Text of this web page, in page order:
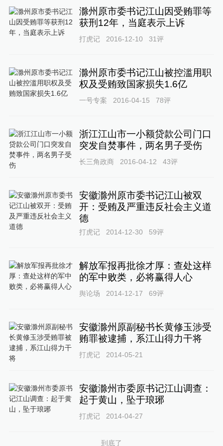
滁州原市委书记江山因受贿罪等
获刑12年，当庭表示上诉
打虎记 2016-12-10 31评
滁州原市委书记江山被控滥用职
权及受贿致国家损失1.6亿
一号专案 2016-04-15 78评
浙江江山市一小额贷款公司门口
突发自焚事件，两名男子受伤
长三角政商 2016-04-12 43评
安徽滁州原市委书记江山被双
开：受贿及严重违反社会主义道
德
打虎记 2014-12-30 59评
解放军报再批徐才厚：查处这样
的军中败类，必将赢得人心
舆论场 2014-12-17 69评
安徽滁州原副秘书长黄修玉涉受
贿罪被逮捕，系江山得力干将
打虎记 2014-05-21
安徽滁州市委原书记江山调查：
起于黄山，坠于琅琊
打虎记 2014-04-27
到底了